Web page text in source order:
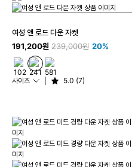
여성 앤 로드 다운 자켓
191,200원 239,000원 20%
사이즈 5.0 (7)